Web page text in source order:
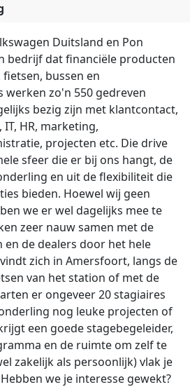
Duitsland en Pon
bedrijf dat financiële producten
bussen en
werken zo'n 550 gedreven
bezig zijn met klantcontact,
HR, marketing,
projecten etc. Die drive
sfeer die er bij ons hangt, de
en uit de flexibiliteit die
bieden. Hoewel wij geen
we er wel dagelijks mee te
zeer nauw samen met de
de dealers door het hele
zich in Amersfoort, langs de
van het station of met de
er ongeveer 20 stagiaires
nog leuke projecten of
een goede stagebegeleider,
en de ruimte om zelf te
zakelijk als persoonlijk) vlak je
we je interesse gewekt?